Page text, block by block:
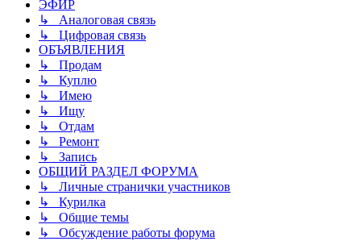
ЭФИР
↳ Аналоговая связь
↳ Цифровая связь
ОБЪЯВЛЕНИЯ
↳ Продам
↳ Куплю
↳ Имею
↳ Ищу
↳ Отдам
↳ Ремонт
↳ Запись
ОБЩИЙ РАЗДЕЛ ФОРУМА
↳ Личные странички участников
↳ Курилка
↳ Общие темы
↳ Обсуждение работы форума